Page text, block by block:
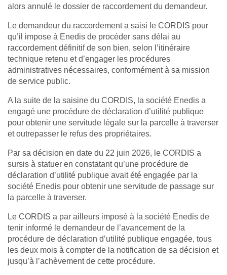
alors annulé le dossier de raccordement du demandeur.
Le demandeur du raccordement a saisi le CORDIS pour
qu’il impose à Enedis de procéder sans délai au
raccordement définitif de son bien, selon l’itinéraire
technique retenu et d’engager les procédures
administratives nécessaires, conformément à sa mission
de service public.
A la suite de la saisine du CORDIS, la société Enedis a
engagé une procédure de déclaration d’utilité publique
pour obtenir une servitude légale sur la parcelle à traverser
et outrepasser le refus des propriétaires.
Par sa décision en date du 22 juin 2026, le CORDIS a
sursis à statuer en constatant qu’une procédure de
déclaration d’utilité publique avait été engagée par la
société Enedis pour obtenir une servitude de passage sur
la parcelle à traverser.
Le CORDIS a par ailleurs imposé à la société Enedis de
tenir informé le demandeur de l’avancement de la
procédure de déclaration d’utilité publique engagée, tous
les deux mois à compter de la notification de sa décision et
jusqu’à l’achèvement de cette procédure.